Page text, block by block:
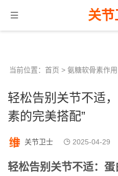
关节
当前位置： 首页 > 氨糖软骨素作用
轻松告别关节不适
素的完美搭配”
关节卫士 2025-04-29
轻松告别关节不适：